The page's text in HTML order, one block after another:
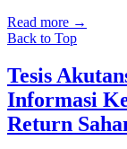
Read more →
Back to Top
Tesis
Informasi
Return